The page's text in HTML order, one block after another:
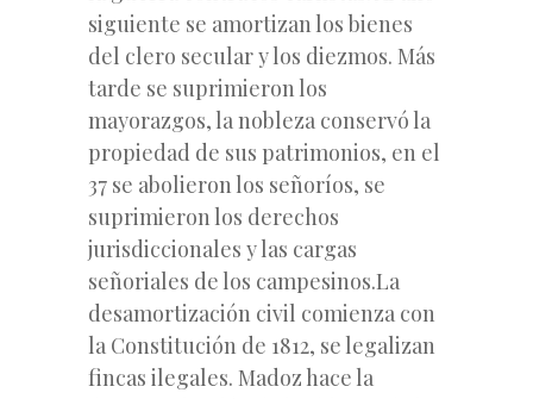
siguiente se amortizan los bienes
del clero secular y los diezmos. Más
tarde se suprimieron los
mayorazgos, la nobleza conservó la
propiedad de sus patrimonios, en el
37 se abolieron los señoríos, se
suprimieron los derechos
jurisdiccionales y las cargas
señoriales de los campesinos.La
desamortización civil comienza con
la Constitución de 1812, se legalizan
fincas ilegales. Madoz hace la